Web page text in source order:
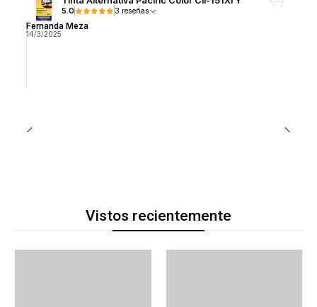
5.0 3 reseñas
Fernanda Meza
14/3/2025
Vistos recientemente